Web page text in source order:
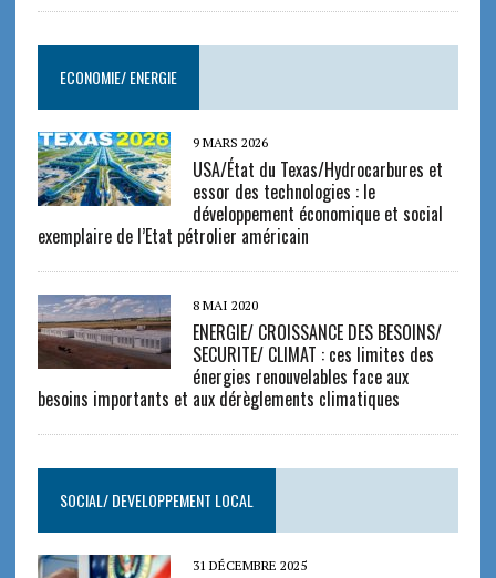
ECONOMIE/ ENERGIE
9 MARS 2026
USA/État du Texas/Hydrocarbures et
essor des technologies : le
développement économique et social
exemplaire de l’Etat pétrolier américain
8 MAI 2020
ENERGIE/ CROISSANCE DES BESOINS/
SECURITE/ CLIMAT : ces limites des
énergies renouvelables face aux
besoins importants et aux dérèglements climatiques
SOCIAL/ DEVELOPPEMENT LOCAL
31 DÉCEMBRE 2025